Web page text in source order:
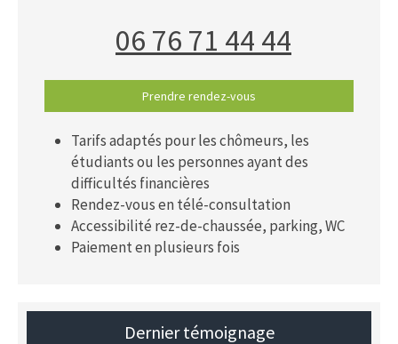
06 76 71 44 44
Prendre rendez-vous
Tarifs adaptés pour les chômeurs, les
étudiants ou les personnes ayant des
difficultés financières
Rendez-vous en télé-consultation
Accessibilité rez-de-chaussée, parking, WC
Paiement en plusieurs fois
Dernier témoignage